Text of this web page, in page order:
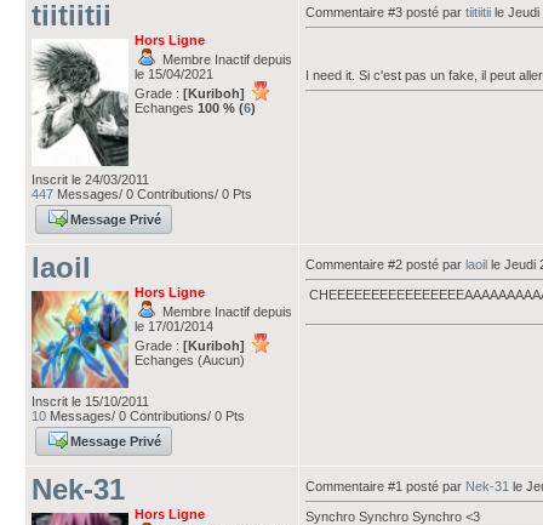
tiitiitii
Hors Ligne
Membre Inactif depuis
le 15/04/2021
Grade : [Kuriboh]
Echanges 100 % (6)
Inscrit le 24/03/2011
447 Messages/ 0 Contributions/ 0 Pts
Message Privé
Commentaire #3 posté par tiitiitii le Jeudi
I need it. Si c'est pas un fake, il peut
laoil
Hors Ligne
Membre Inactif depuis
le 17/01/2014
Grade : [Kuriboh]
Echanges (Aucun)
Inscrit le 15/10/2011
10 Messages/ 0 Contributions/ 0 Pts
Message Privé
Commentaire #2 posté par laoil le Jeudi
Nek-31
Hors Ligne
Commentaire #1 posté par Nek-31 le
Synchro Synchro Synchro <3